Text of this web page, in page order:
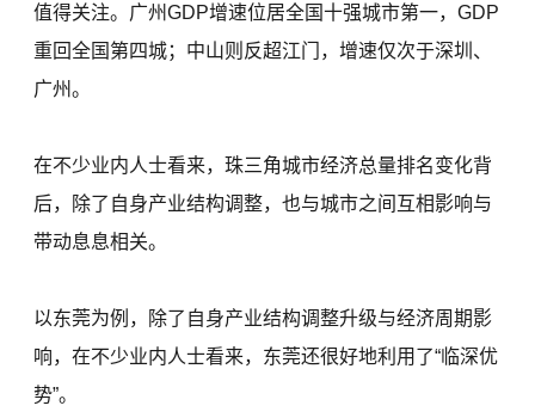
值得关注。广州GDP增速位居全国十强城市第一，GDP
重回全国第四城；中山则反超江门，增速仅次于深圳、
广州。
在不少业内人士看来，珠三角城市经济总量排名变化背
后，除了自身产业结构调整，也与城市之间互相影响与
带动息息相关。
以东莞为例，除了自身产业结构调整升级与经济周期影
响，在不少业内人士看来，东莞还很好地利用了“临深优
势”。